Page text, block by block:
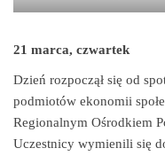
21 marca, czwartek
Dzień rozpoczął się od
podmiotów ekonomii
Regionalnym Ośrodkiem
Uczestnicy wymienili się